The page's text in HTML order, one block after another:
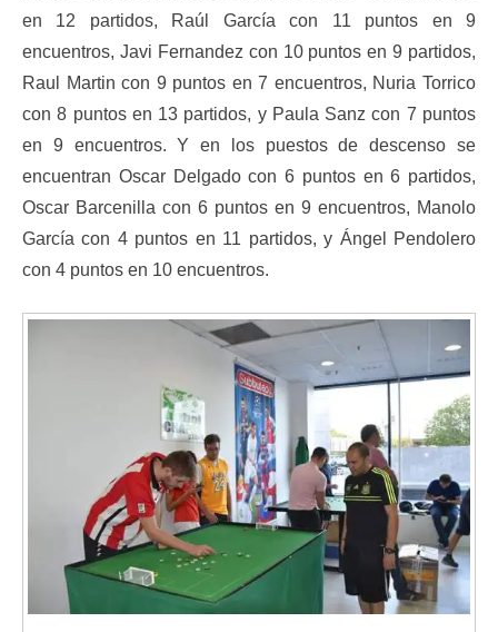
en 12 partidos, Raúl García con 11 puntos en 9
encuentros, Javi Fernandez con 10 puntos en 9 partidos,
Raul Martin con 9 puntos en 7 encuentros, Nuria Torrico
con 8 puntos en 13 partidos, y Paula Sanz con 7 puntos
en 9 encuentros. Y en los puestos de descenso se
encuentran Oscar Delgado con 6 puntos en 6 partidos,
Oscar Barcenilla con 6 puntos en 9 encuentros, Manolo
García con 4 puntos en 11 partidos, y Ángel Pendolero
con 4 puntos en 10 encuentros.